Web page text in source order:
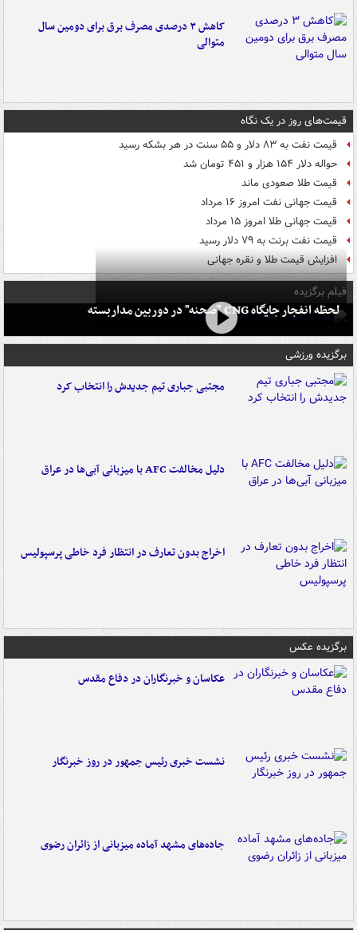
کاهش ۳ درصدی مصرف برق برای دومین سال
متوالی
قیمت‌های روز در یک نگاه
قیمت نفت به ۸۳ دلار و ۵۵ سنت در هر بشکه رسید
حواله دلار ۱۵۴ هزار و ۴۵۱ تومان شد
قیمت طلا صعودی ماند
قیمت جهانی نفت امروز ۱۶ مرداد
قیمت جهانی طلا امروز ۱۵ مرداد
قیمت نفت برنت به ۷۹ دلار رسید
افزایش قیمت طلا و نقره جهانی
فیلم برگزیده
لحظه انفجار جایگاه CNG "صحنه" در دوربین مداربسته
برگزیده ورزشی
مجتبی جباری تیم جدیدش را انتخاب کرد
دلیل مخالفت AFC با میزبانی آبی‌ها در عراق
اخراج بدون تعارف در انتظار فرد خاطی پرسپولیس
برگزیده عکس
عکاسان و خبرنگاران در دفاع مقدس
نشست خبری رئیس جمهور در روز خبرنگار
جاده‌های مشهد آماده میزبانی از زائران رضوی